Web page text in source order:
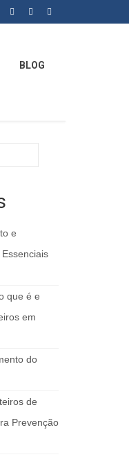
BLOG
e
que é e
em
do
de
Prevenção